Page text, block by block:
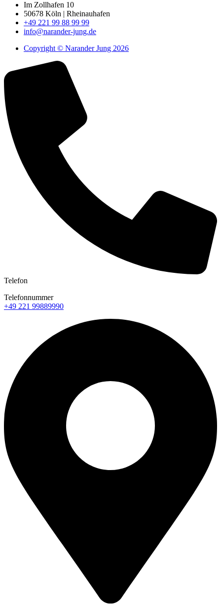
Im Zollhafen 10
50678 Köln | Rheinauhafen
+49 221 99 88 99 99
info@narander-jung.de
Copyright © Narander Jung 2026
Telefon
Telefonnummer
+49 221 99889990